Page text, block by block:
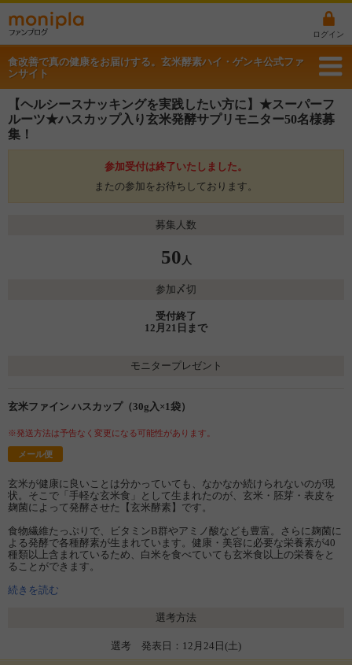
ログイン
食改善で真の健康をお届けする。玄米酵素ハイ・ゲンキ公式ファ
ンサイト
【ヘルシースナッキングを実践したい方に】★スーパーフ
ルーツ★ハスカップ入り玄米発酵サプリモニター50名様募
集！
参加受付は終了いたしました。
またの参加をお待ちしております。
募集人数
50 人
参加〆切
受付終了
12月21日まで
モニタープレゼント
玄米ファイン ハスカップ（30g入×1袋）
※発送方法は予告なく変更になる可能性があります。
メール便
玄米が健康に良いことは分かっていても、なかなか続けられないのが現
状。そこで「手軽な玄米食」として生まれたのが、玄米・胚芽・表皮を
麹菌によって発酵させた【玄米酵素】です。
食物繊維たっぷりで、ビタミンB群やアミノ酸なども豊富。さらに麹菌に
よる発酵で各種酵素が生まれています。健康・美容に必要な栄養素が40
種類以上含まれているため、白米を食べていても玄米食以上の栄養をと
ることができます。
その玄米酵素に、ビフィズス菌のエサになる「オリゴ糖」、北海道で育
す。甘酸っぱく、おやつ感覚で食べられるので、[甘いものが好きな方、
小腹を満たしたい方、カラダに優しい間食をしたい方]にオススメです。
続きを読む
選考方法
選考 発表日：12月24日(土)